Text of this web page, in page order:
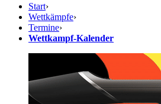
Start›
Wettkämpfe›
Termine›
Wettkampf-Kalender